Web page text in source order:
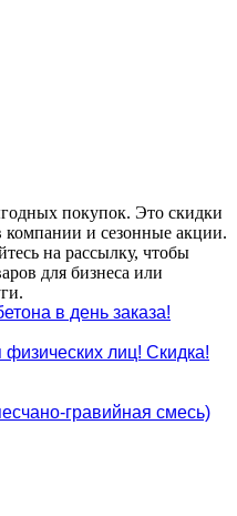
покупок. Это скидки
компании и сезонные акции.
на рассылку, чтобы
для бизнеса или
в день заказа!
лиц! Скидка!
гравийная смесь)